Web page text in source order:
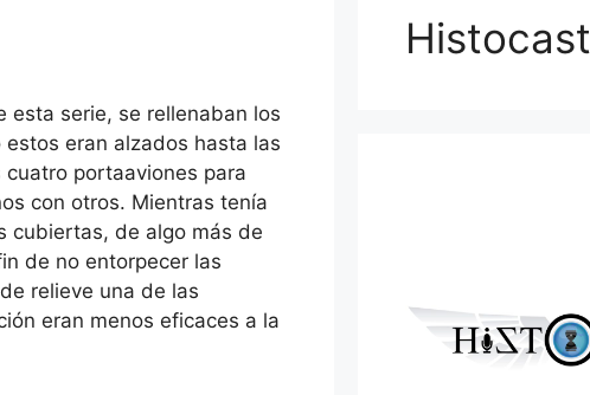
esta serie, se rellenaban los
eran alzados hasta las
portaaviones para
con otros. Mientras tenía
cubiertas, de algo más de
de no entorpecer las
relieve una de las
eran menos eficaces a la
Histocast